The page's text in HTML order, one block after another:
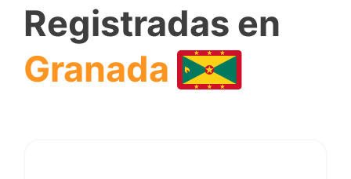
Registradas en
Granada